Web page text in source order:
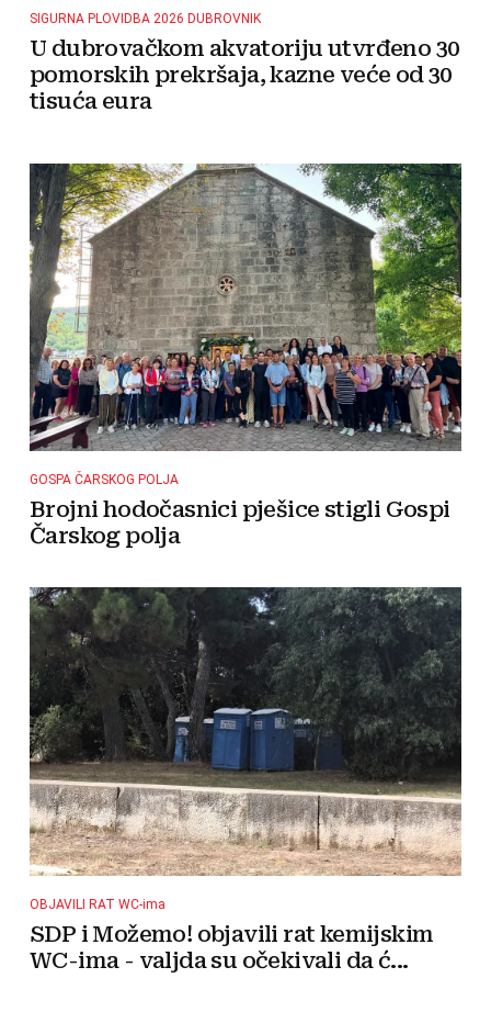
SIGURNA PLOVIDBA 2026 DUBROVNIK
U dubrovačkom akvatoriju utvrđeno 30
pomorskih prekršaja, kazne veće od 30
tisuća eura
GOSPA ČARSKOG POLJA
Brojni hodočasnici pješice stigli Gospi
Čarskog polja
OBJAVILI RAT WC-ima
SDP i Možemo! objavili rat kemijskim
WC-ima - valjda su očekivali da ć...